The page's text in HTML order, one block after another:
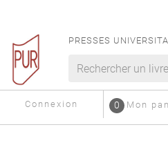
PRESSES
Connexion Mon
0